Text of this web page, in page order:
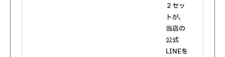
２セッ
トが、
当店の
公式
LINEを